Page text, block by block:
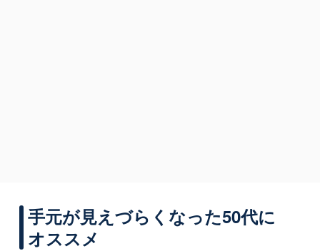
手元が見えづらくなった50代に
オススメ